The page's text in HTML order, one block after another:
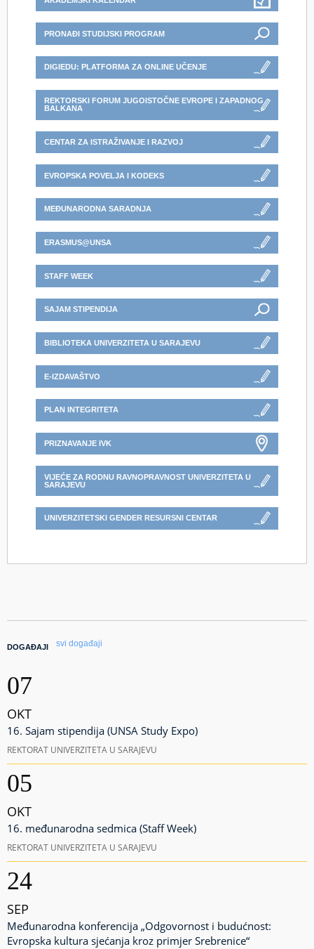
PRONAĐI STUDIJSKI PROGRAM
DIGIEDU: PLATFORMA ZA ONLINE UČENJE
REKTORSKI FORUM JUGOISTOČNE EVROPE I ZAPADNOG
BALKANA
CENTAR ZA ISTRAŽIVANJE I RAZVOJ
EVROPSKA POVELJA I KODEKS
MEĐUNARODNA SARADNJA
ERASMUS@UNSA
STAFF WEEK
SAJAM STIPENDIJA
BIBLIOTEKA UNIVERZITETA U SARAJEVU
E-IZDAVAŠTVO
PLAN INTEGRITETA
PRIZNAVANJE IVK
VIJEĆE ZA RODNU RAVNOPRAVNOST UNIVERZITETA U
SARAJEVU
UNIVERZITETSKI GENDER RESURSNI CENTAR
DOGAĐAJI svi događaji
07
OKT
16. Sajam stipendija (UNSA Study Expo)
REKTORAT UNIVERZITETA U SARAJEVU
05
OKT
16. međunarodna sedmica (Staff Week)
REKTORAT UNIVERZITETA U SARAJEVU
24
SEP
Međunarodna konferencija „Odgovornost i budućnost:
Evropska kultura sjećanja kroz primjer Srebrenice“